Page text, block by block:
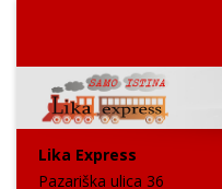
Lika Express
Pazariška ulica 36